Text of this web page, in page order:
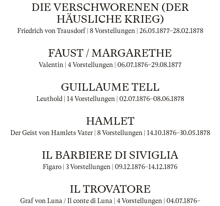
DIE VERSCHWORENEN (DER
HÄUSLICHE KRIEG)
Friedrich von Trausdorf | 8 Vorstellungen | 26.05.1877–28.02.1878
FAUST / MARGARETHE
Valentin | 4 Vorstellungen | 06.07.1876–29.08.1877
GUILLAUME TELL
Leuthold | 14 Vorstellungen | 02.07.1876–08.06.1878
HAMLET
Der Geist von Hamlets Vater | 8 Vorstellungen | 14.10.1876–30.05.1878
IL BARBIERE DI SIVIGLIA
Figaro | 3 Vorstellungen | 09.12.1876–14.12.1876
IL TROVATORE
Graf von Luna / Il conte di Luna | 4 Vorstellungen | 04.07.1876–